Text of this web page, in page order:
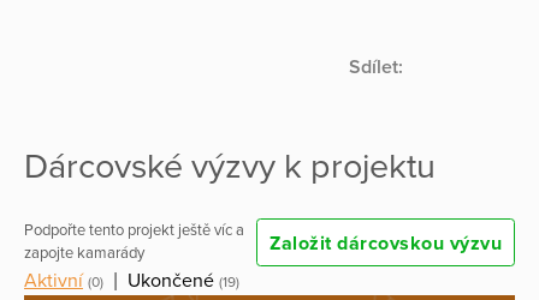
Sdílet:
Dárcovské výzvy k projektu
Podpořte tento projekt ještě víc a
zapojte kamarády
Založit dárcovskou výzvu
Aktivní (0) Ukončené (19)